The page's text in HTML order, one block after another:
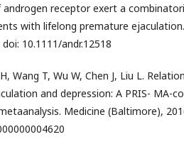
receptor exert a
with lifelong premature
10.1111/andr.12518
Wang T, Wu W, Chen J, Liu L.
and depression: A PRIS- MA-
Medicine (Baltimore),